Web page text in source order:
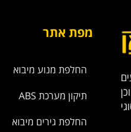
מפת אתר
החלפת מנוע מיבוא
תיקון מערכת ABS
החלפת גירים מיבוא